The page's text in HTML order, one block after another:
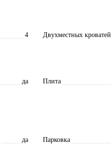
4 Двухместных кроватей
да Плита
да Парковка